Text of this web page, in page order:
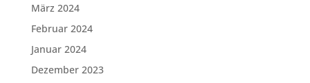
März 2024
Februar 2024
Januar 2024
Dezember 2023